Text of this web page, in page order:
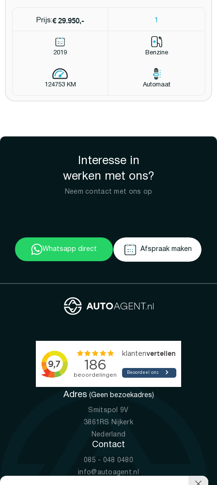
Prijs:€ 29.950,- 1
2019 Benzine
124753 KM Automaat
Interesse in
werken met ons?
Neem contact met ons op
Whatsapp direct Afspraak maken
Adres (Geen bezoekadres)
Smitspol 9V
3861RS Nijkerk
Nederland
Contact
085 - 048 0480
info@autoagent.nl